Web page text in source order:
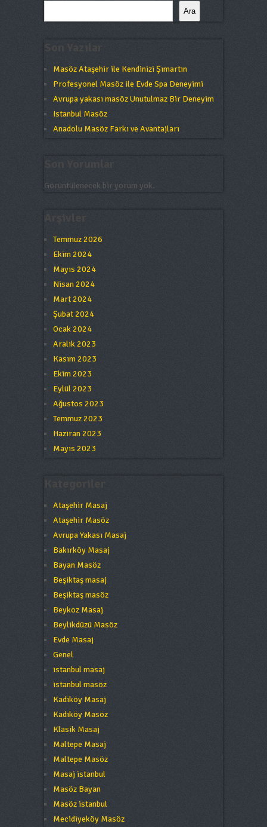
Ara
Masöz Ataşehir ile Kendinizi Şımartın
Profesyonel Masöz ile Evde Spa Deneyimi
Avrupa yakası masöz Unutulmaz Bir Deneyim
Istanbul Masöz
Anadolu Masöz Farkı ve Avantajları
Görüntülenecek bir yorum yok.
Temmuz 2026
Ekim 2024
Mayıs 2024
Nisan 2024
Mart 2024
Şubat 2024
Ocak 2024
Aralık 2023
Kasım 2023
Ekim 2023
Eylül 2023
Ağustos 2023
Temmuz 2023
Haziran 2023
Mayıs 2023
Ataşehir Masaj
Ataşehir Masöz
Avrupa Yakası Masaj
Bakırköy Masaj
Bayan Masöz
Beşiktaş masaj
Beşiktaş masöz
Beykoz Masaj
Beylikdüzü Masöz
Evde Masaj
Genel
istanbul masaj
istanbul masöz
Kadıköy Masaj
Kadıköy Masöz
Klasik Masaj
Maltepe Masaj
Maltepe Masöz
Masaj istanbul
Masöz Bayan
Masöz istanbul
Mecidiyeköy Masöz